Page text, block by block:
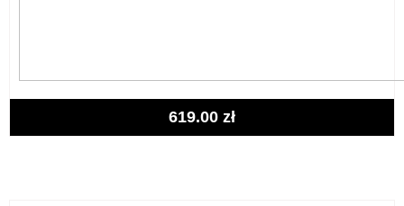
619.00 zł